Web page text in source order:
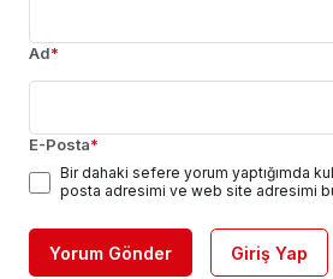
Ad*
E-Posta*
Bir dahaki sefere yorum yaptığımda
posta adresimi ve web site adresimi
Yorum Gönder Giriş Yap